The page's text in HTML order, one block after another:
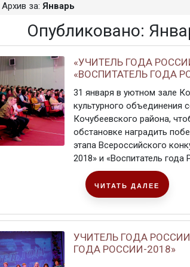
Архив за: Январь
Опубликовано:
«УЧИТЕЛЬ ГОДА
«ВОСПИТАТЕЛЬ ГОДА
31 января в уютном зале
культурного объединения
Кочубеевского района,
обстановке наградить
этапа Всероссийского
2018» и «Воспитатель года
ЧИТАТЬ ДАЛЕЕ
УЧИТЕЛЬ ГОДА
ГОДА РОССИИ-2018»